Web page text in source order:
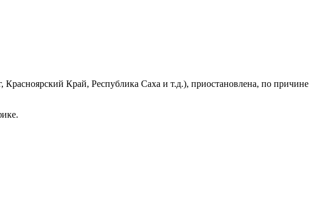
Край, Республика Саха и т.д.), приостановлена, по причине